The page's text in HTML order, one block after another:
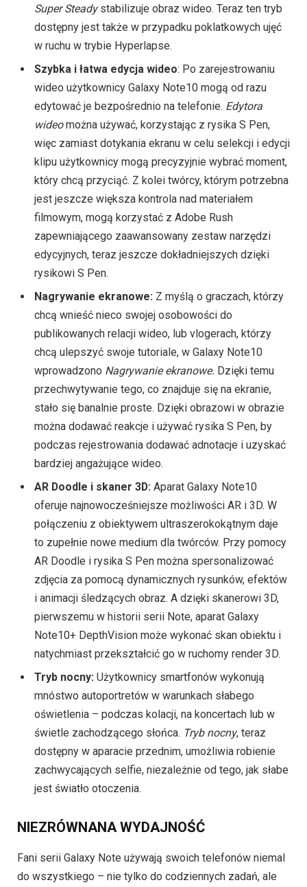
Super Steadystabilizuje obraz wideo. Teraz ten tryb
dostępny jest także w przypadku poklatkowych ujęć
w ruchu w trybie Hyperlapse.
Szybka i łatwa edycja wideo: Po zarejestrowaniu
wideo użytkownicy Galaxy Note10 mogą od razu
edytować je bezpośrednio na telefonie. Edytora
wideomożna używać, korzystając z rysika S Pen,
więc zamiast dotykania ekranu w celu selekcji i edycji
klipu użytkownicy mogą precyzyjnie wybrać moment,
który chcą przyciąć. Z kolei twórcy, którym potrzebna
jest jeszcze większa kontrola nad materiałem
filmowym, mogą korzystać z Adobe Rush
zapewniającego zaawansowany zestaw narzędzi
edycyjnych, teraz jeszcze dokładniejszych dzięki
rysikowi S Pen.
Nagrywanie ekranowe: Z myślą o graczach, którzy
chcą wnieść nieco swojej osobowości do
publikowanych relacji wideo, lub vlogerach, którzy
chcą ulepszyć swoje tutoriale, w Galaxy Note10
wprowadzono Nagrywanie ekranowe. Dzięki temu
przechwytywanie tego, co znajduje się na ekranie,
stało się banalnie proste. Dzięki obrazowi w obrazie
można dodawać reakcje i używać rysika S Pen, by
podczas rejestrowania dodawać adnotacje i uzyskać
bardziej angażujące wideo.
AR Doodle i skaner 3D: Aparat Galaxy Note10
oferuje najnowocześniejsze możliwości AR i 3D. W
połączeniu z obiektywem ultraszerokokątnym daje
to zupełnie nowe medium dla twórców. Przy pomocy
AR Doodle i rysika S Pen można spersonalizować
zdjęcia za pomocą dynamicznych rysunków, efektów
i animacji śledzących obraz. A dzięki skanerowi 3D,
pierwszemu w historii serii Note, aparat Galaxy
Note10+ DepthVision może wykonać skan obiektu i
natychmiast przekształcić go w ruchomy render 3D.
Tryb nocny: Użytkownicy smartfonów wykonują
mnóstwo autoportretów w warunkach słabego
oświetlenia – podczas kolacji, na koncertach lub w
świetle zachodzącego słońca. Tryb nocny, teraz
dostępny w aparacie przednim, umożliwia robienie
zachwycających selfie, niezależnie od tego, jak słabe
jest światło otoczenia.
NIEZRÓWNANA WYDAJNOŚĆ
Fani serii Galaxy Note używają swoich telefonów niemal
do wszystkiego – nie tylko do codziennych zadań, ale